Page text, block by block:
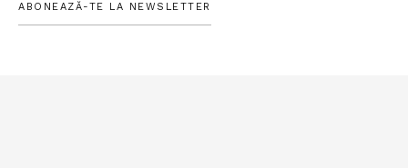
ABONEAZĂ-TE LA NEWSLETTER